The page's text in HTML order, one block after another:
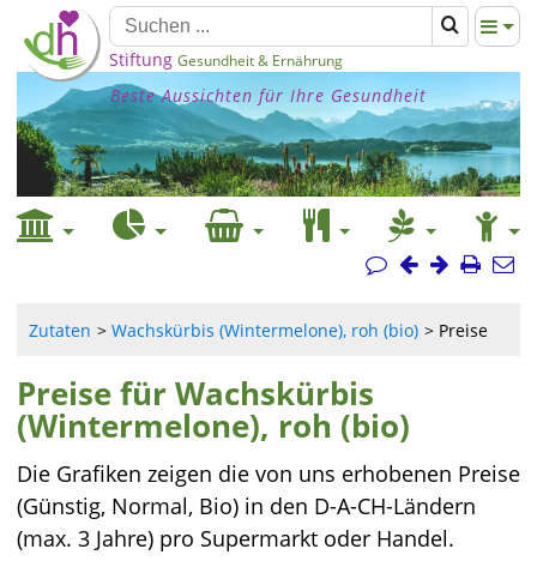
Stiftung Gesundheit & Ernährung
Beste Aussichten für Ihre Gesundheit
Zutaten Wachskürbis (Wintermelone), roh (bio) Preise
Preise für Wachskürbis
(Wintermelone), roh (bio)
Die Grafiken zeigen die von uns erhobenen Preise
(Günstig, Normal, Bio) in den D-A-CH-Ländern
(max. 3 Jahre) pro Supermarkt oder Handel.